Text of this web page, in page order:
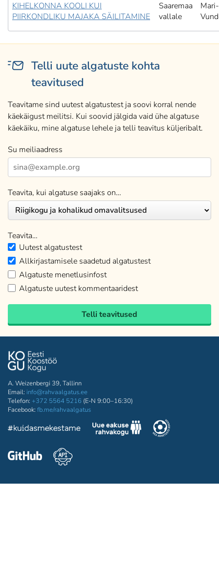
KIHELKONNA KOOLI KUI
PIIRKONDLIKU MAJAKA SÄILITAMINE
Saaremaa
vallale
Telli uute algatuste kohta
teavitused
Teavitame sind uutest algatustest ja soovi korral nende
käekäigust meilitsi. Kui soovid jälgida vaid ühe algatuse
käekäiku, mine algatuse lehele ja telli teavitus küljeribalt.
Su meiliaadress
Teavita, kui algatuse saajaks on…
Teavita…
Uutest algatustest
Allkirjastamisele saadetud algatustest
Algatuste menetlusinfost
Algatuste uutest kommentaaridest
Telli teavitused
A. Weizenbergi 39, Tallinn
Email: info@rahvaalgatus.ee
Telefon: +372 5564 5216 (E-N 9:00–16:30)
Facebook: fb.me/rahvaalgatus